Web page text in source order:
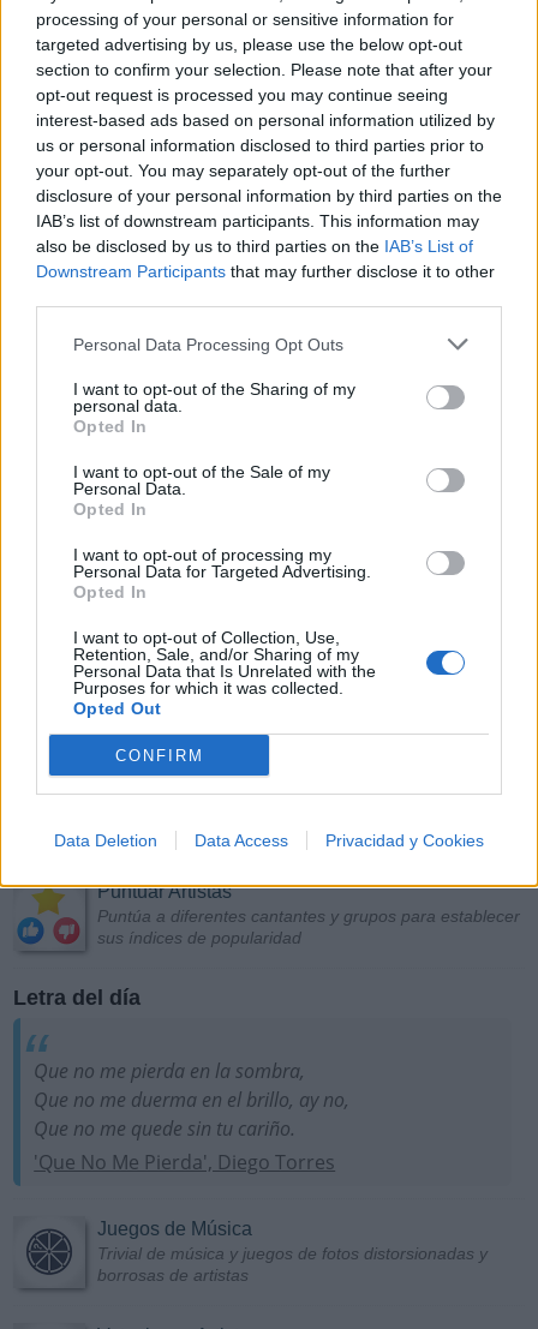
processing of your personal or sensitive information for
targeted advertising by us, please use the below opt-out
section to confirm your selection. Please note that after your
opt-out request is processed you may continue seeing
interest-based ads based on personal information utilized by
us or personal information disclosed to third parties prior to
your opt-out. You may separately opt-out of the further
disclosure of your personal information by third parties on the
IAB’s list of downstream participants. This information may
also be disclosed by us to third parties on the IAB’s List of
Downstream Participants that may further disclose it to other
Personal Data Processing Opt Outs
I want to opt-out of the Sharing of my
personal data.
Opted In
I want to opt-out of the Sale of my
Personal Data.
Opted In
I want to opt-out of processing my
Personal Data for Targeted Advertising.
Opted In
I want to opt-out of Collection, Use,
Retention, Sale, and/or Sharing of my
Personal Data that Is Unrelated with the
Purposes for which it was collected.
Opted Out
CONFIRM
Data Deletion Data Access Privacidad y Cookies
Añadir un comentario ...
🪐🚀 Canciones para Ver las Estrellas:
Psicodelia y Space Rock 🎸✨
🌌🚀 Viaje intergaláctico: la mejor selección de
psicodelia, space rock y atmósferas cósmicas para
tus noches de astronomía. 🪐🎸 Desconecta, mira
al firmamento y siente la gravedad cero. 💾 ¡Guarda
esta colección para tu próxima noche estrellada!
Letras Top Artistas Playlists
B C D E F G H I J K L
N O P Q R S T W
Z #
Más Música
Puntuar Artistas
Puntúa a diferentes cantantes y grupos para establecer
sus índices de popularidad
Letra del día
Que no me pierda en la sombra,
Que no me duerma en el brillo, ay no,
Que no me quede sin tu cariño.
'Que No Me Pierda', Diego Torres
Juegos de Música
Trivial de música y juegos de fotos distorsionadas y
borrosas de artistas